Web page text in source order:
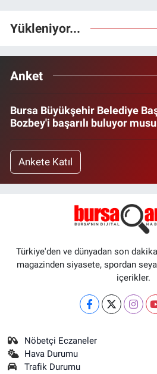
Yükleniyor...
Anket
Bursa Büyükşehir Belediye
Bozbey'i başarılı buluyor
Ankete Katıl
Türkiye'den ve dünyadan son
magazinden siyasete, spordan
içerikler.
Nöbetçi Eczaneler
Hava Durumu
Trafik Durumu